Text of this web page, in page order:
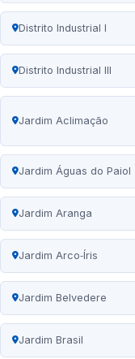
Distrito Industrial I
Distrito Industrial III
Jardim Aclimação
Jardim Águas do Paiol
Jardim Aranga
Jardim Arco‑Íris
Jardim Belvedere
Jardim Brasil